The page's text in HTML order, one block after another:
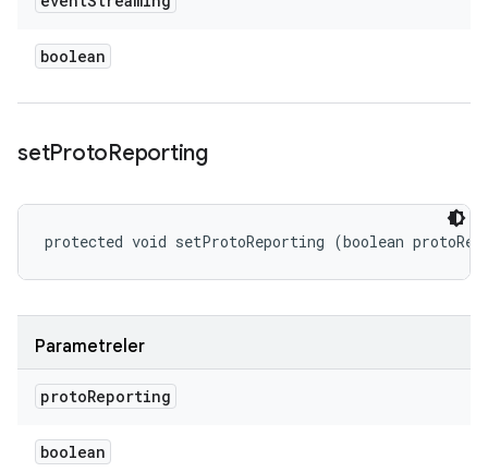
boolean
setProtoReporting
protected void setProtoReporting (boolean
Parametreler
protoReporting
boolean